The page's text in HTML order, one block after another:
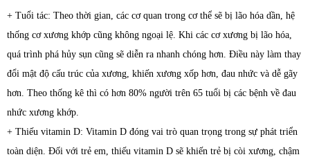
+ Tuổi tác: Theo thời gian, các cơ quan trong cơ thể sẽ bị lão hóa dần, hệ
thống cơ xương khớp cũng không ngoại lệ. Khi các cơ xương bị lão hóa,
quá trình phá hủy sụn cũng sẽ diễn ra nhanh chóng hơn. Điều này làm thay
đổi mật độ cấu trúc của xương, khiến xương xốp hơn, đau nhức và dễ gãy
hơn. Theo thống kê thì có hơn 80% người trên 65 tuổi bị các bệnh về đau
nhức xương khớp.
+ Thiếu vitamin D: Vitamin D đóng vai trò quan trọng trong sự phát triển
toàn diện. Đối với trẻ em, thiếu vitamin D sẽ khiến trẻ bị còi xương, chậm